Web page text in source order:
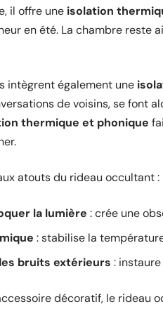
il offre une isolation
en été. La chambre reste
intègrent également une
de voisins, se font
thermique et phonique
atouts du rideau occultant :
la lumière : crée une
: stabilise la
bruits extérieurs :
décoratif, le rideau